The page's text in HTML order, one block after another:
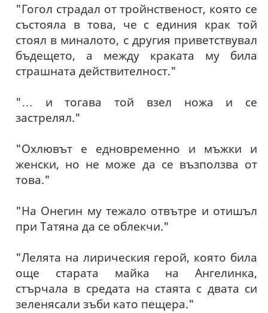
"Гогол страдал от тройнственост, която се
състояла в това, че с единия крак той
стоял в миналото, с другия приветствувал
бъдещето, а между краката му била
страшната действителност."
"… и тогава той взел ножа и се
застрелял."
"Охлювът е едновременно и мъжки и
женски, но не може да се възползва от
това."
"На Онегин му тежало отвътре и отишъл
при Татяна да се облекчи."
"Лелята на лирическия герой, която била
още старата майка на Ангелинка,
стърчала в средата на стаята с двата си
зеленясали зъби като пещера."